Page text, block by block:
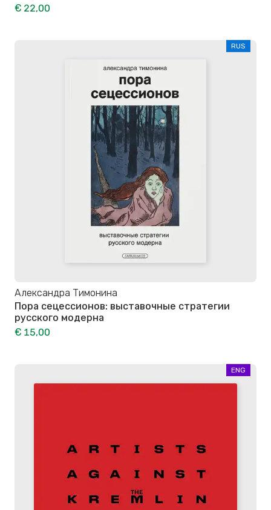
€ 22,00
RUS
Александра Тимонина
Пора сецессионов: выставочные стратегии
русского модерна
€ 15,00
ENG